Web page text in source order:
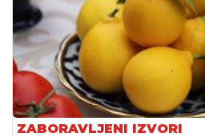
ZABORAVLJENI IZVORI